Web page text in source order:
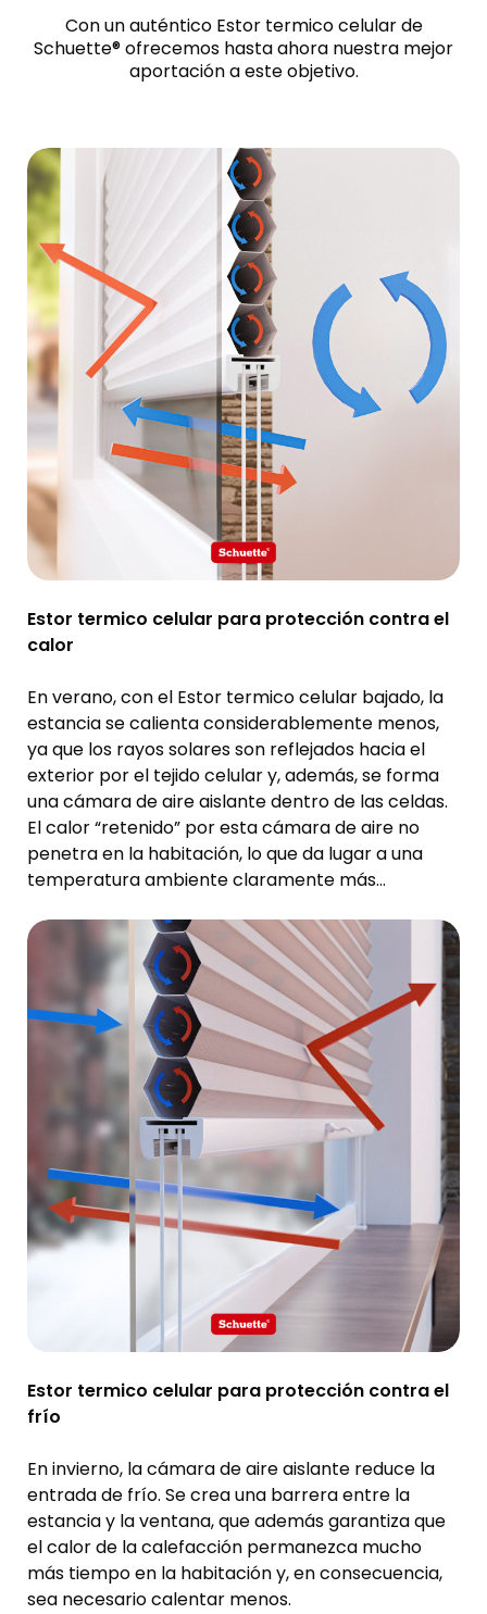
Con un auténtico Estor termico celular de
Schuette® ofrecemos hasta ahora nuestra mejor
aportación a este objetivo.
Estor termico celular para protección contra el
calor
En verano, con el Estor termico celular bajado, la
estancia se calienta considerablemente menos,
ya que los rayos solares son reflejados hacia el
exterior por el tejido celular y, además, se forma
una cámara de aire aislante dentro de las celdas.
El calor “retenido” por esta cámara de aire no
penetra en la habitación, lo que da lugar a una
temperatura ambiente claramente más
Estor termico celular para protección contra el
frío
En invierno, la cámara de aire aislante reduce la
entrada de frío. Se crea una barrera entre la
estancia y la ventana, que además garantiza que
el calor de la calefacción permanezca mucho
más tiempo en la habitación y, en consecuencia,
sea necesario calentar menos.